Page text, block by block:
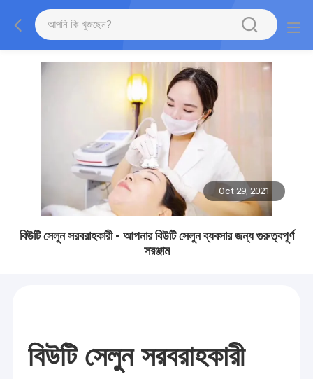
Oct 29, 2021
বিউটি সেলুন সরবরাহকারী - আপনার বিউটি সেলুন ব্যবসার জন্য গুরুত্বপূর্ণ
সরঞ্জাম
বিউটি সেলুন সরবরাহকারী